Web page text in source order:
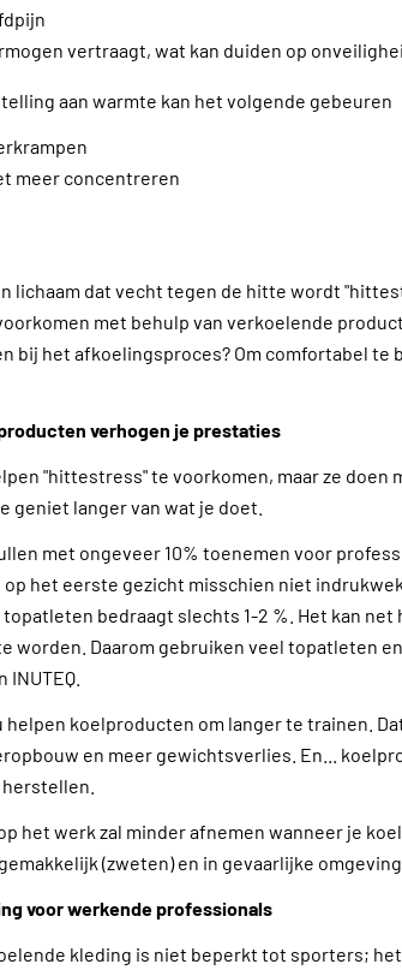
vertraagt, wat kan duiden op
aan warmte kan het volgende gebeuren
meer concentreren
lichaam dat vecht tegen de hitte wordt
met behulp van verkoelende
bij het afkoelingsproces? Om comfortabel
verhogen je prestaties
"hittestress" te voorkomen, maar ze doen
geniet langer van wat je doet.
met ongeveer 10% toenemen voor
op het eerste gezicht misschien niet
bedraagt slechts 1-2 %. Het kan net
worden. Daarom gebruiken veel topatleten
helpen koelproducten om langer te trainen.
en meer gewichtsverlies. En...
het werk zal minder afnemen wanneer je
(zweten) en in gevaarlijke
voor werkende professionals
kleding is niet beperkt tot sporters;